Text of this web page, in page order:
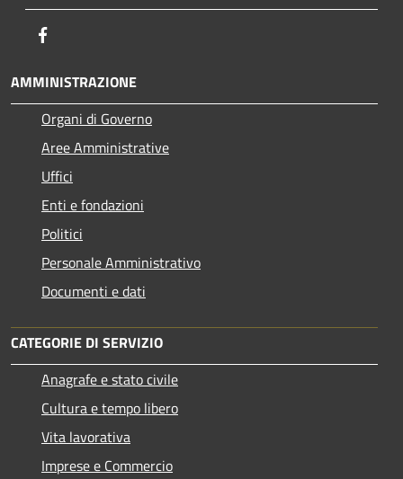
AMMINISTRAZIONE
Organi di Governo
Aree Amministrative
Uffici
Enti e fondazioni
Politici
Personale Amministrativo
Documenti e dati
CATEGORIE DI SERVIZIO
Anagrafe e stato civile
Cultura e tempo libero
Vita lavorativa
Imprese e Commercio